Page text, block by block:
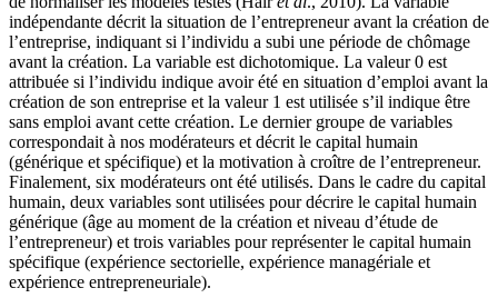
indépendante décrit la situation de l’entrepreneur avant la création de
l’entreprise, indiquant si l’individu a subi une période de chômage
avant la création. La variable est dichotomique. La valeur 0 est
attribuée si l’individu indique avoir été en situation d’emploi avant la
création de son entreprise et la valeur 1 est utilisée s’il indique être
sans emploi avant cette création. Le dernier groupe de variables
correspondait à nos modérateurs et décrit le capital humain
(générique et spécifique) et la motivation à croître de l’entrepreneur.
Finalement, six modérateurs ont été utilisés. Dans le cadre du capital
humain, deux variables sont utilisées pour décrire le capital humain
générique (âge au moment de la création et niveau d’étude de
l’entrepreneur) et trois variables pour représenter le capital humain
spécifique (expérience sectorielle, expérience managériale et
expérience entrepreneuriale).